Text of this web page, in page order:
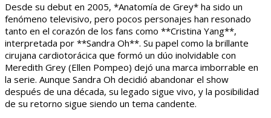
Desde su debut en 2005, *Anatomía de Grey* ha sido un
fenómeno televisivo, pero pocos personajes han resonado
tanto en el corazón de los fans como **Cristina Yang**,
interpretada por **Sandra Oh**. Su papel como la brillante
cirujana cardiotorácica que formó un dúo inolvidable con
Meredith Grey (Ellen Pompeo) dejó una marca imborrable en
la serie. Aunque Sandra Oh decidió abandonar el show
después de una década, su legado sigue vivo, y la posibilidad
de su retorno sigue siendo un tema candente.